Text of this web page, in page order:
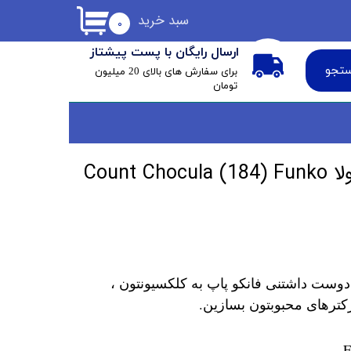
ارسال رایگان با پست پیشتاز
​برای سفارش های بالای 20 میلیون
تومان
۰ سبد خرید
فانکو پاپ کنت چوکولا Count Chocula (184) Funko
داشتنی فانکو پاپ به کلکسیونتون ،
محبوبتون بسازین.